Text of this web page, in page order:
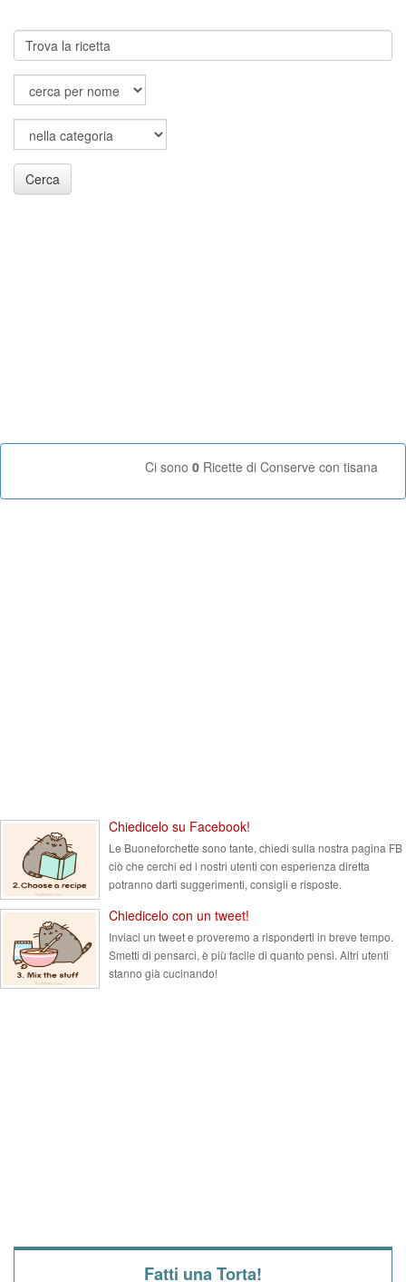
Cerca
Cerca
Ci sono 0 Ricette di Conserve con tisana
Chiedicelo su Facebook!
Le Buoneforchette sono tante, chiedi sulla nostra pagina FB
ciò che cerchi ed i nostri utenti con esperienza diretta
potranno darti suggerimenti, consigli e risposte.
Chiedicelo con un tweet!
Inviaci un tweet e proveremo a risponderti in breve tempo.
Smetti di pensarci, è più facile di quanto pensi. Altri utenti
stanno già cucinando!
Fatti una Torta!